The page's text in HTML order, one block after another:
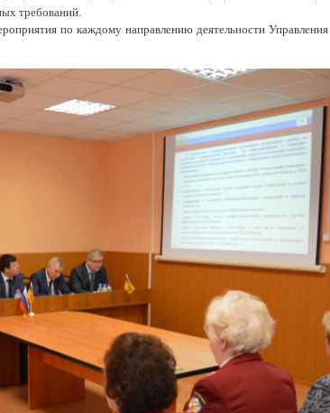
требований.
по каждому направлению деятельности